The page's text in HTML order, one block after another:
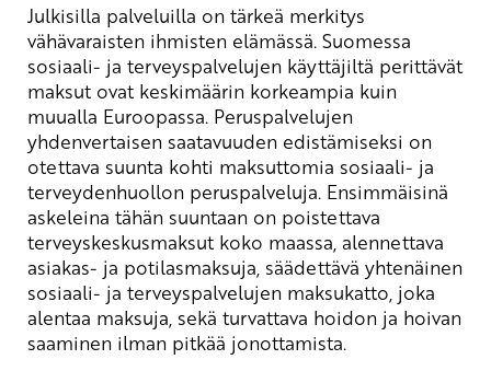
Julkisilla palveluilla on tärkeä merkitys
vähävaraisten ihmisten elämässä. Suomessa
sosiaali- ja terveyspalvelujen käyttäjiltä perittävät
maksut ovat keskimäärin korkeampia kuin
muualla Euroopassa. Peruspalvelujen
yhdenvertaisen saatavuuden edistämiseksi on
otettava suunta kohti maksuttomia sosiaali- ja
terveydenhuollon peruspalveluja. Ensimmäisinä
askeleina tähän suuntaan on poistettava
terveyskeskusmaksut koko maassa, alennettava
asiakas- ja potilasmaksuja, säädettävä yhtenäinen
sosiaali- ja terveyspalvelujen maksukatto, joka
alentaa maksuja, sekä turvattava hoidon ja hoivan
saaminen ilman pitkää jonottamista.